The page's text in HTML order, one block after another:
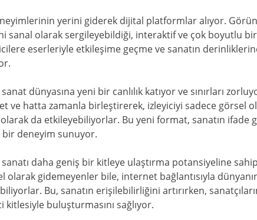
yerini giderek dijital platformlar alıyor.
sanal olarak sergileyebildiği, interaktif ve çok boyutlu
eserleriyle etkileşime geçme ve sanatın
dünyasına yeni bir canlılık katıyor ve sınırları
ve hatta zamanla birleştirerek, izleyiciyi sadece görsel
da etkileyebiliyorlar. Bu yeni format, sanatın ifade
bir deneyim sunuyor.
daha geniş bir kitleye ulaştırma potansiyeline
olarak gidemeyenler bile, internet bağlantısıyla
Bu, sanatın erişilebilirliğini artırırken,
kitlesiyle buluşturmasını sağlıyor.